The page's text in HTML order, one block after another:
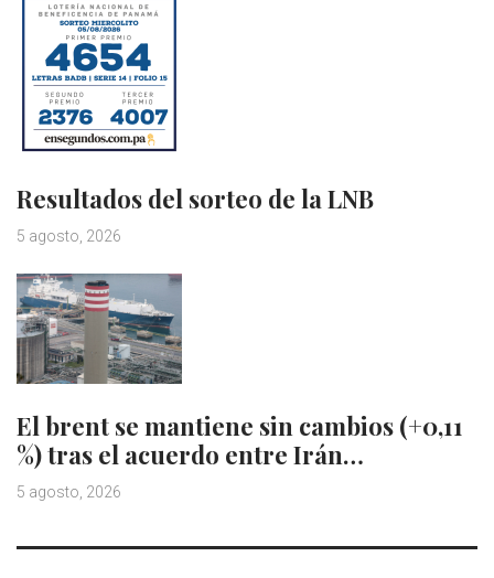
Resultados del sorteo de la LNB
5 agosto, 2026
El brent se mantiene sin cambios (+0,11
%) tras el acuerdo entre Irán…
5 agosto, 2026